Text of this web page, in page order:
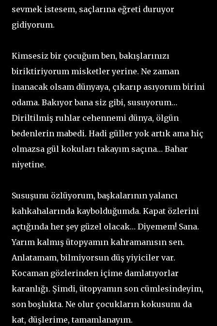
sevmek istesem, saçlarına eğreti duruyor
gidiyorum.
Kimsesiz bir çocuğum ben, bakışlarınızı
biriktiriyorum misketler yerine. Ne zaman
inanacak olsam dünyaya, çıkarıp asıyorum birini
odama. Bakıyor bana siz gibi, susuyorum…
Diriltilmiş ruhlar cehennemi dünya, ölgün
bedenlerin mabedi. Hadi güller yok artık ama hiç
olmazsa gül kokuları takayım saçına… Bahar
niyetine.
Susuşunu özlüyorum, başkalarının yalancı
kahkahalarında kaybolduğumda. Kapat özlerini
açtığında her şey güzel olacak… Diyemem! Sana.
Yarım kalmış ütopyamın kahramanısın sen.
Anlatamam, bilmiyorsun düş yiyiciler var.
Kocaman gözlerinden içime damlatıyorlar
karanlığı. Şimdi, ütopyamın son cümlesindeyim,
son boşlukta. Ne olur çocukların kokusunu da
kat, düşlerime, tamamlanayım.